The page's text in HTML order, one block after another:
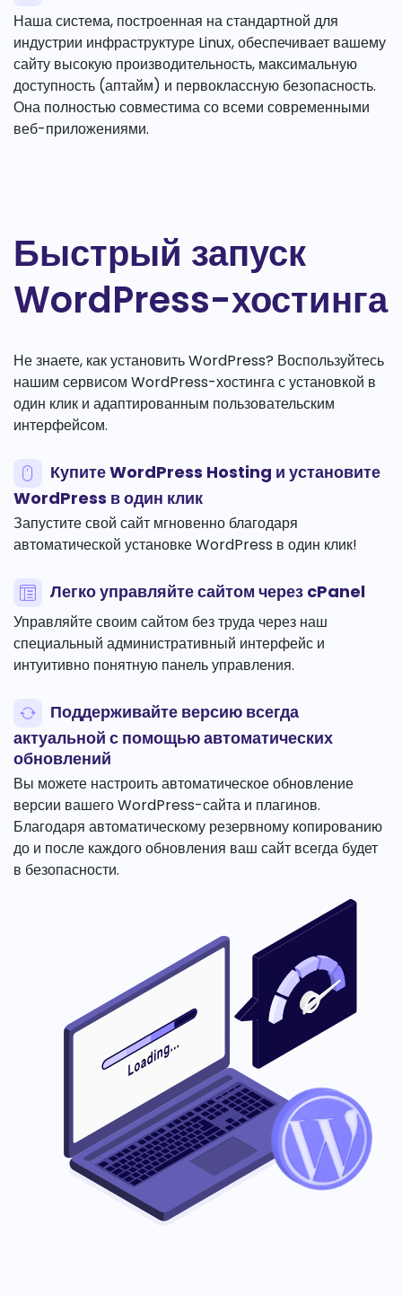
Наша система, построенная на стандартной для
индустрии инфраструктуре Linux, обеспечивает вашему
сайту высокую производительность, максимальную
доступность (аптайм) и первоклассную безопасность.
Она полностью совместима со всеми современными
веб-приложениями.
Быстрый запуск
WordPress-хостинга
Не знаете, как установить WordPress? Воспользуйтесь
нашим сервисом WordPress-хостинга с установкой в
один клик и адаптированным пользовательским
интерфейсом.
Купите WordPress Hosting и установите
WordPress в один клик
Запустите свой сайт мгновенно благодаря
автоматической установке WordPress в один клик!
Легко управляйте сайтом через cPanel
Управляйте своим сайтом без труда через наш
специальный административный интерфейс и
интуитивно понятную панель управления.
Поддерживайте версию всегда
актуальной с помощью автоматических
обновлений
Вы можете настроить автоматическое обновление
версии вашего WordPress-сайта и плагинов.
Благодаря автоматическому резервному копированию
до и после каждого обновления ваш сайт всегда будет
в безопасности.